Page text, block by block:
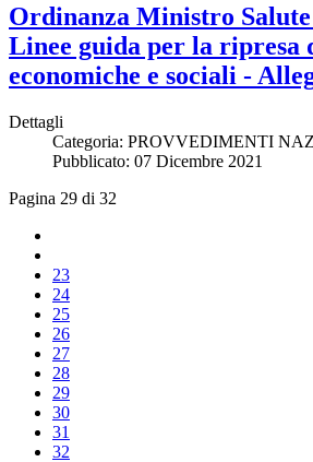
Ordinanza Ministro Salute
Linee guida per la ripresa
economiche e sociali -
Dettagli
Categoria: PROVVEDIMENTI
Pubblicato: 07 Dicembre 2021
Pagina 29 di 32
23
24
25
26
27
28
29
30
31
32